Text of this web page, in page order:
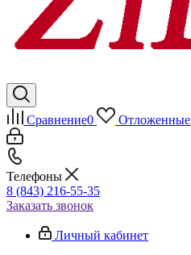
Сравнение0 Отложенные
Телефоны
8 (843) 216-55-35
Заказать звонок
Личный кабинет